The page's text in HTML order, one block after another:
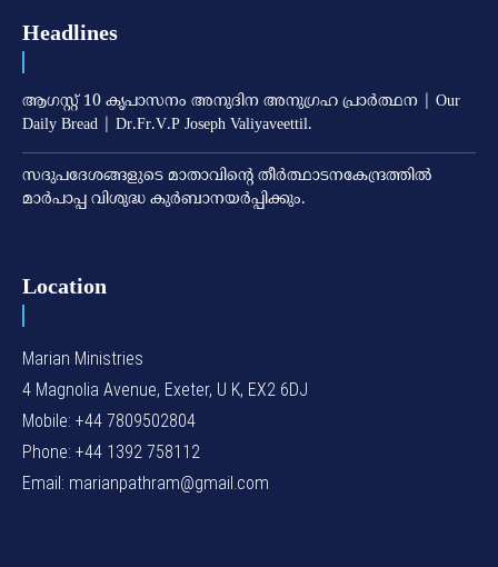
Headlines
ആഗസ്റ്റ് 10 കൃപാസനം അനുദിന അനുഗ്രഹ പ്രാർത്ഥന | Our
Daily Bread | Dr.Fr.V.P Joseph Valiyaveettil.
സദുപദേശങ്ങളുടെ മാതാവിന്റെ തീര്‍ത്ഥാടനകേന്ദ്രത്തില്‍
മാര്‍പാപ്പ വിശുദ്ധ കുര്‍ബാനയര്‍പ്പിക്കും.
Location
Marian Ministries
4 Magnolia Avenue, Exeter, U K, EX2 6DJ
Mobile: +44 7809502804
Phone: +44 1392 758112
Email: marianpathram@gmail.com